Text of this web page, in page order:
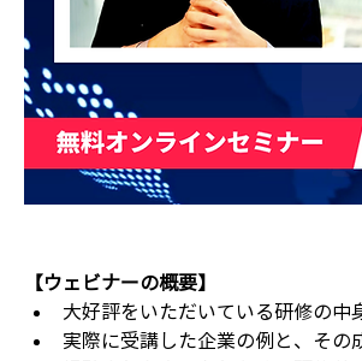
【ウェビナーの概要】
大好評をいただいている研修の中
実際に受講した企業の例と、その